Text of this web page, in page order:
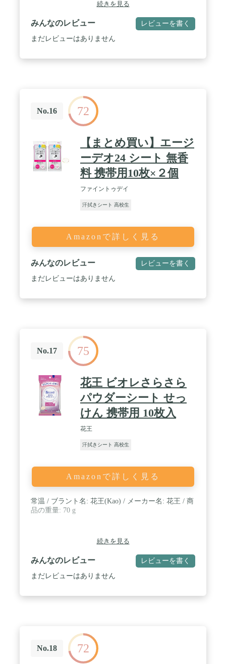
するSTハーモナージュ香料配合 / 【顔のテカリケ
ア】肌にやさしい使い心地でガッツリ拭ける。顔の
テカリもすっきりケア / 30枚、スタイリッシュシト
ラスの香り
続きを見る
みんなのレビュー レビューを書く
まだレビューはありません
No.16 72
【まとめ買い】エージ
ーデオ24 シート 無香
料 携帯用10枚×２個
ファイントゥデイ
汗拭きシート 高校生
Amazonで詳しく見る
みんなのレビュー レビューを書く
まだレビューはありません
No.17 75
花王 ビオレさらさら
パウダーシート せっ
けん 携帯用 10枚入
花王
汗拭きシート 高校生
Amazonで詳しく見る
常温 / ブラント名: 花王(Kao) / メーカー名: 花王 / 商
品の重量: 70 g
続きを見る
みんなのレビュー レビューを書く
まだレビューはありません
No.18 72